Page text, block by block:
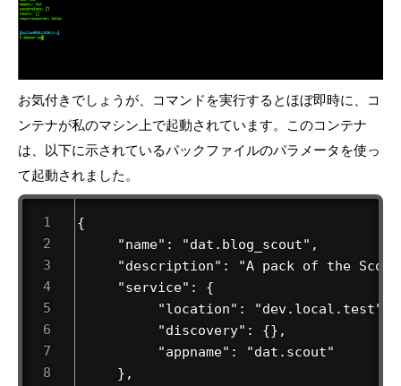
お気付きでしょうが、コマンドを実行するとほぼ即時に、コ
ンテナが私のマシン上で起動されています。このコンテナ
は、以下に示されているパックファイルのパラメータを使っ
て起動されました。
{
     "name": "dat.blog_scout",
"description": "A pack of the
     "service": {
          "location": "dev.local.test",
          "discovery": {},
          "appname": "dat.scout"
     },